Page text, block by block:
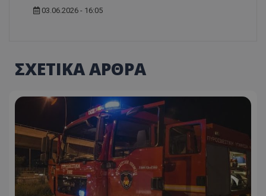
03.06.2026 - 16:05
ΣΧΕΤΙΚΑ ΑΡΘΡΑ